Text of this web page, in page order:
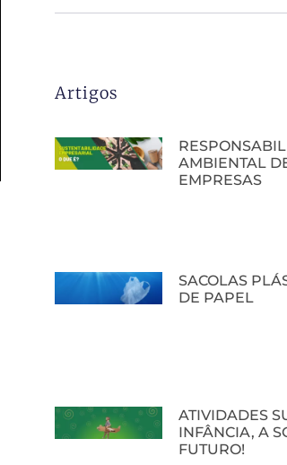
Artigos
AMBIENTAL
EMPRESAS
SACOLAS
DE PAPEL
ATIVIDADES
INFÂNCIA, A
FUTURO!